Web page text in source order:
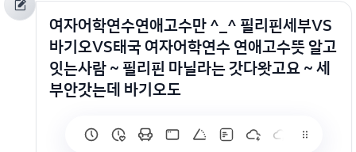
여자어학연수연애고수만 ^_^ 필리핀세부VS
바기오VS태국 여자어학연수 연애고수뜻 알고
잇는사람 ~ 필리핀 마닐라는 갓다왓고요 ~ 세
부안갓는데 바기오도